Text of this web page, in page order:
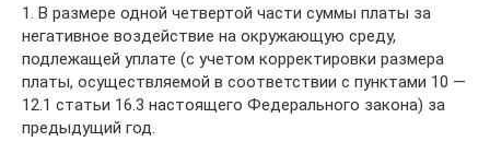
1. В размере одной четвертой части суммы платы за
негативное воздействие на окружающую среду,
подлежащей уплате (с учетом корректировки размера
платы, осуществляемой в соответствии с пунктами 10 —
12.1 статьи 16.3 настоящего Федерального закона) за
предыдущий год.